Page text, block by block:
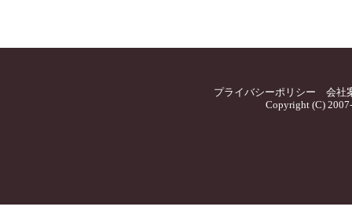
プライバシーポリシー
会社
Copyright (C)